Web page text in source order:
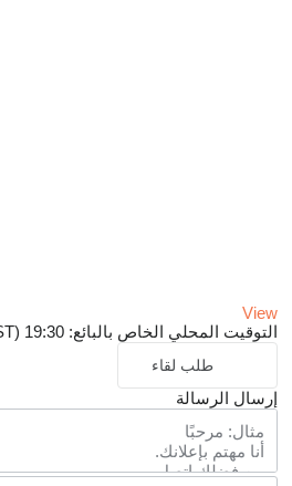
View
التوقيت المحلي الخاص بالبائع: 19:30 (CEST)
طلب لقاء
إرسال الرسالة